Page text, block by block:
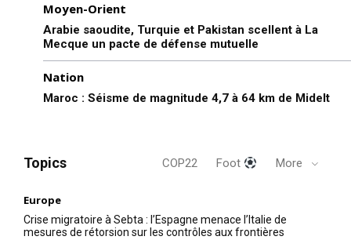
Moyen-Orient
Arabie saoudite, Turquie et Pakistan scellent à La
Mecque un pacte de défense mutuelle
Nation
Maroc : Séisme de magnitude 4,7 à 64 km de Midelt
Topics COP22 Foot More
Europe
Crise migratoire à Sebta : l’Espagne menace l’Italie de
mesures de rétorsion sur les contrôles aux frontières